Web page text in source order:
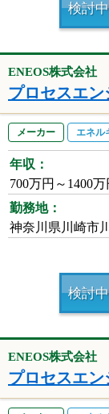
検討
ENEOS株式会社
プロセスエン
メーカー エネル
年収：
700万円～1400
勤務地：
神奈川県川崎市
検討
ENEOS株式会社
プロセスエン